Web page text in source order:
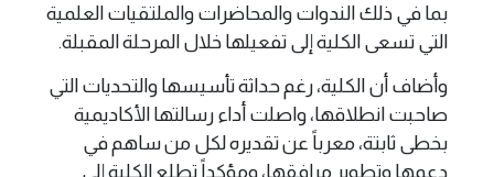
بما في ذلك الندوات والمحاضرات والملتقيات العلمية
التي تسعى الكلية إلى تفعيلها خلال المرحلة المقبلة.
وأضاف أن الكلية، رغم حداثة تأسيسها والتحديات التي
صاحبت انطلاقها، واصلت أداء رسالتها الأكاديمية
بخطى ثابتة، معرباً عن تقديره لكل من ساهم في
دعمها وتطوير مرافقها، ومؤكداً تطلع الكلية إلى